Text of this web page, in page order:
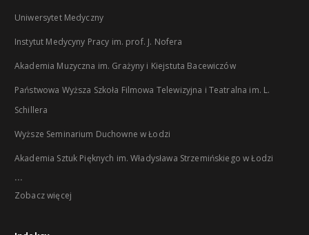
Uniwersytet Medyczny
Instytut Medycyny Pracy im. prof. J. Nofera
Akademia Muzyczna im. Grażyny i Kiejstuta Bacewiczów
Państwowa Wyższa Szkoła Filmowa Telewizyjna i Teatralna im. L.
Schillera
Wyższe Seminarium Duchowne w Łodzi
Akademia Sztuk Pięknych im. Władysława Strzemińskiego w Łodzi
...
Zobacz więcej